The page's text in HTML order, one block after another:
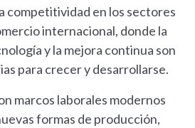
competitividad en los sectores
internacional, donde la
y la mejora continua son
para crecer y desarrollarse.
marcos laborales modernos
formas de producción,